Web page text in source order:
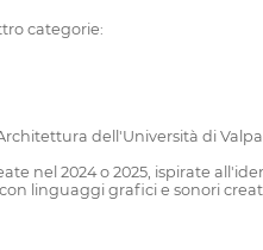
categorie:
dell'Università di
nel 2024 o 2025, ispirate
linguaggi grafici e sonori